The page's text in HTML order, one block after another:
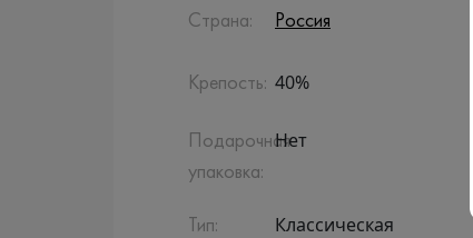
Страна: Россия
Крепость: 40%
Подарочная
упаковка:
Нет
Тип: Классическая